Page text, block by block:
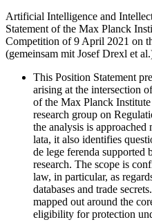
Artificial Intelligence and
Statement of the Max Planck
Competition of 9 April 2021 on
(gemeinsam mit Josef Drexl et
This Position Statement
arising at the intersection
of the Max Planck
research group on
the analysis is
lata, it also identifies
de lege ferenda
research. The scope is
law, in particular, as
databases and trade
mapped out around the
eligibility for protection